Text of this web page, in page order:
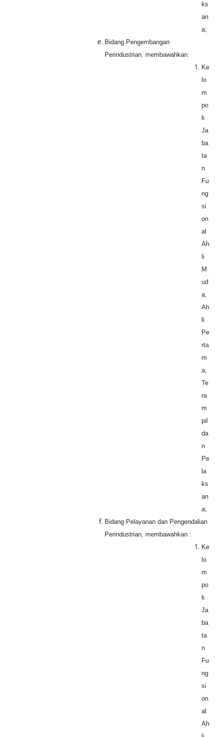
ks
an
a;
Bidang Pengembangan
Perindustrian, membawahkan:
Ke
lo
m
po
k
Ja
ba
ta
n
Fu
ng
si
on
al
Ah
li
M
ud
a,
Ah
li
Pe
rta
m
a,
Te
ra
m
pil
da
n
Pe
la
ks
an
a;
Bidang Pelayanan dan Pengendalian
Perindustrian, membawahkan :
Ke
lo
m
po
k
Ja
ba
ta
n
Fu
ng
si
on
al
Ah